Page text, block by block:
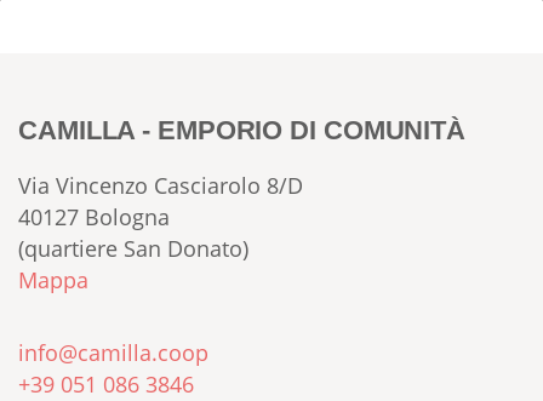
CAMILLA - EMPORIO DI COMUNITÀ
Via Vincenzo Casciarolo 8/D
40127 Bologna
(quartiere San Donato)
Mappa
info@camilla.coop
+39 051 086 3846